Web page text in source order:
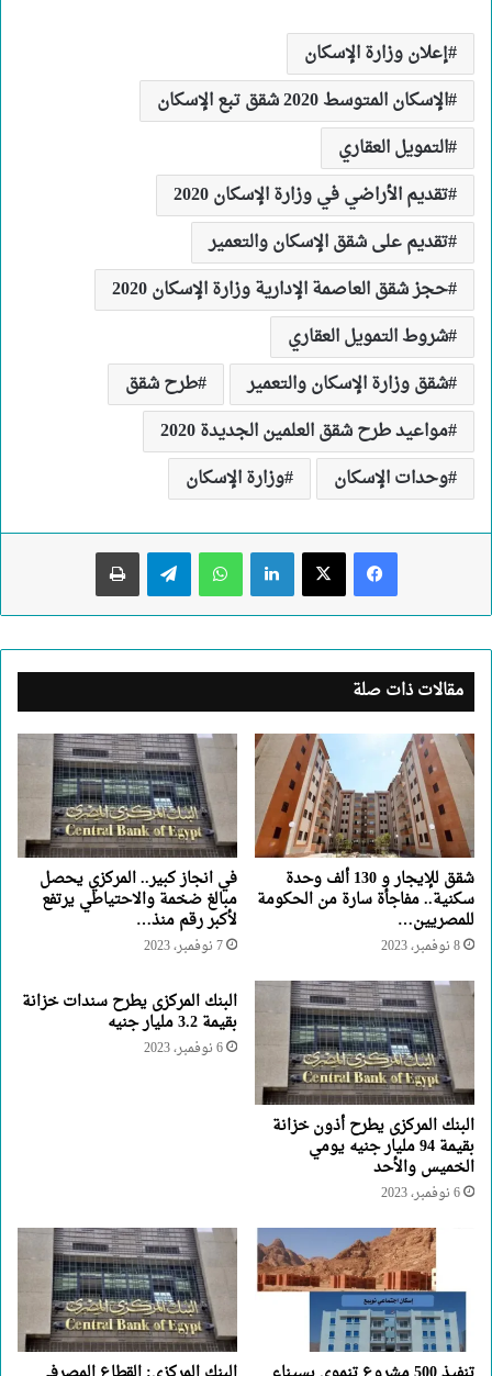
إعلان وزارة الإسكان
الإسكان المتوسط 2020 شقق تبع الإسكان
التمويل العقاري
تقديم الأراضي في وزارة الإسكان 2020
تقديم على شقق الإسكان والتعمير
حجز شقق العاصمة الإدارية وزارة الإسكان 2020
شروط التمويل العقاري
شقق وزارة الإسكان والتعمير
طرح شقق
مواعيد طرح شقق العلمين الجديدة 2020
وحدات الإسكان
وزارة الإسكان
لينكدإن واتساب تيلقرام طباعة
مقالات ذات صلة
شقق للإيجار و 130 ألف وحدة
سكنية.. مفاجأة سارة من الحكومة
للمصريين…
8 نوفمبر، 2023
في انجاز كبير.. المركزي يحصل
مبالغ ضخمة والاحتياطي يرتفع
لأكبر رقم منذ…
7 نوفمبر، 2023
البنك المركزى يطرح أذون خزانة
بقيمة 94 مليار جنيه يومي
الخميس والأحد
6 نوفمبر، 2023
البنك المركزى يطرح سندات خزانة
بقيمة 3.2 مليار جنيه
6 نوفمبر، 2023